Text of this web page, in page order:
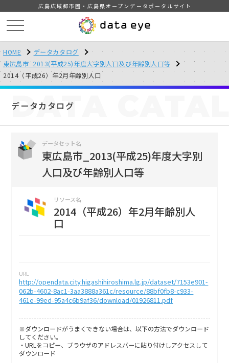
広島広域都市圏・広島県オープンデータポータルサイト
HOME
データカタログ
東広島市_2013(平成25)年度大字別人口及び年齢別人口等
2014（平成26）年2月年齢別人口
データカタログ
DATA
データセット名
東広島市_2013(平成25)年度大字別
人口及び年齢別人口等
リソース名
2014（平成26）年2月年齢別人
口
URL
http://opendata.city.higashihiroshima.lg.jp/dataset/7153e901-
062b-4602-8ac1-3aa3888a361c/resource/88bf0fb8-c933-
461e-99ed-95a4c6b9af36/download/01926811.pdf
※ダウンロードがうまくできない場合は、以下の方法でダウンロード
してください。
・URLをコピー、ブラウザのアドレスバーに貼り付けしアクセスして
ダウンロード